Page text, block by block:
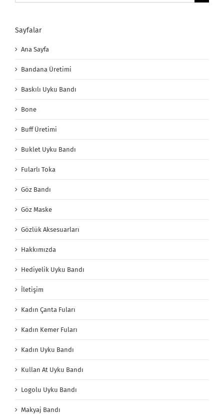
Sayfalar
Ana Sayfa
Bandana Üretimi
Baskılı Uyku Bandı
Bone
Buff Üretimi
Buklet Uyku Bandı
Fularlı Toka
Göz Bandı
Göz Maske
Gözlük Aksesuarları
Hakkımızda
Hediyelik Uyku Bandı
İletişim
Kadın Çanta Fuları
Kadın Kemer Fuları
Kadın Uyku Bandı
Kullan At Uyku Bandı
Logolu Uyku Bandı
Makyaj Bandı